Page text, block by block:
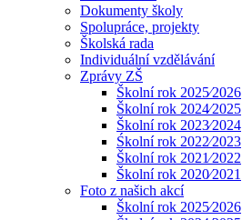
Dokumenty školy
Spolupráce, projekty
Školská rada
Individuální vzdělávání
Zprávy ZŠ
Školní rok 2025⁄2026
Školní rok 2024⁄2025
Školní rok 2023⁄2024
Śkolní rok 2022⁄2023
Školní rok 2021⁄2022
Školní rok 2020⁄2021
Foto z našich akcí
Školní rok 2025⁄2026